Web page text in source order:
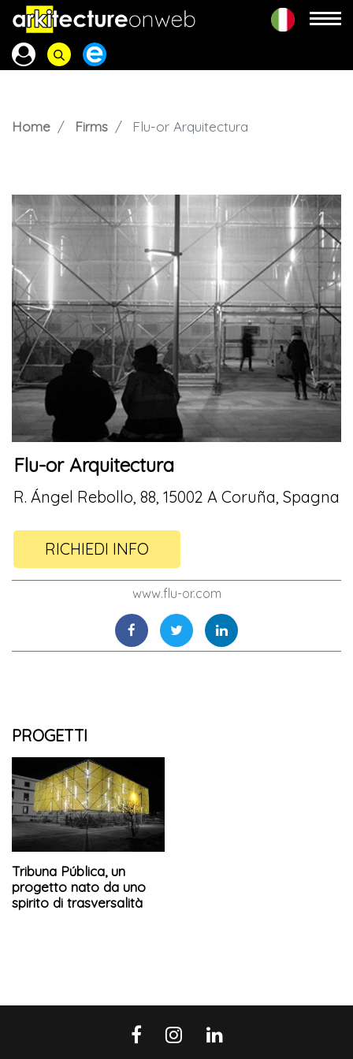
Home Firms Flu-or Arquitectura
Flu-or Arquitectura
R. Ángel Rebollo, 88, 15002 A Coruña, Spagna
RICHIEDI INFO
www.flu-or.com
PROGETTI
Tribuna Pública, un
progetto nato da uno
spirito di trasversalità